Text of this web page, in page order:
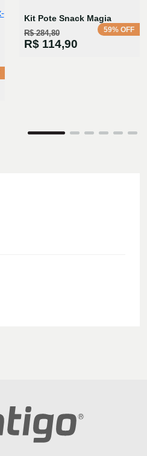
Kit Pote Snack Magia
R$ 284,80
R$ 114,90
59% OFF